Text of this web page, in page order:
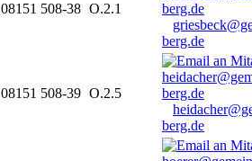
08151 508-38 O.2.1
berg.de
08151 508-39 O.2.5
berg.de